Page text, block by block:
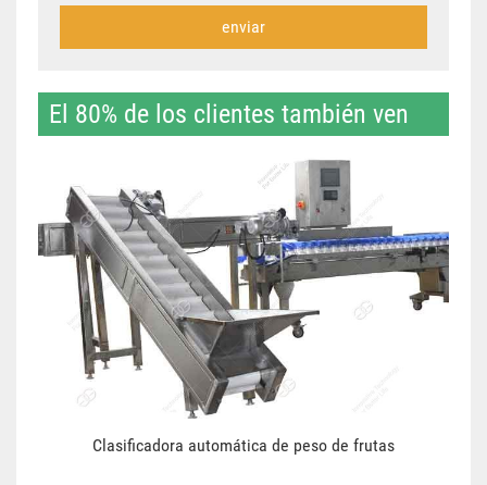
enviar
El 80% de los clientes también ven
Clasificadora automática de peso de frutas